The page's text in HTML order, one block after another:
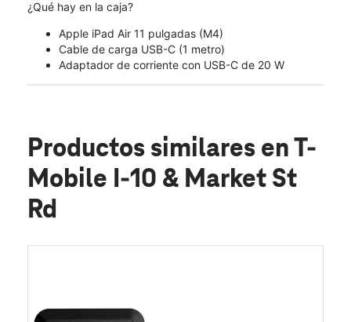
¿Qué hay en la caja?
Apple iPad Air 11 pulgadas (M4)
Cable de carga USB-C (1 metro)
Adaptador de corriente con USB-C de 20 W
Productos similares en T-
Mobile I-10 & Market St
Rd